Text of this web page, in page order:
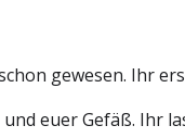
gewesen. Ihr
euer Gefäß. Ihr